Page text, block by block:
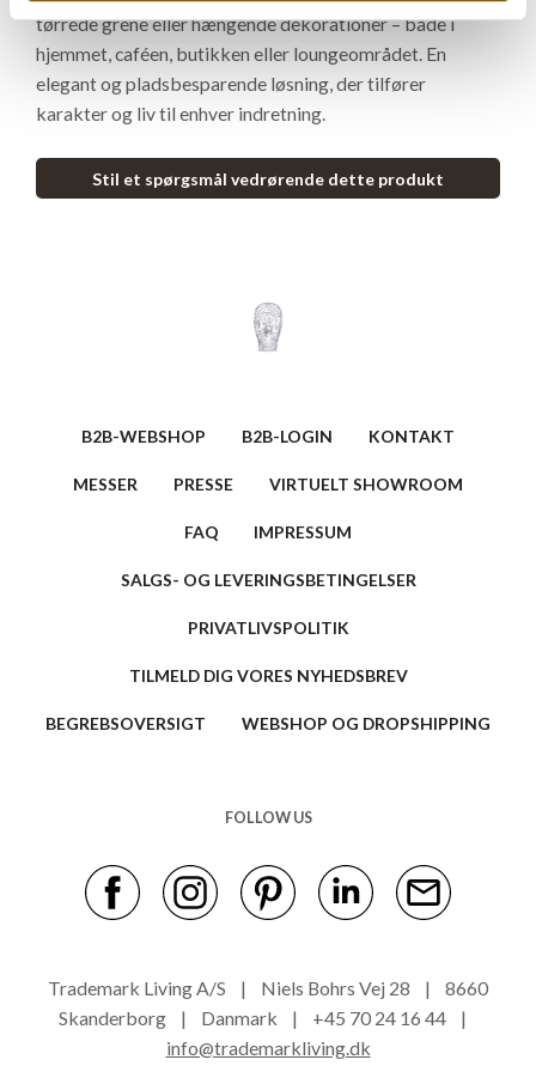
tørrede grene eller hængende dekorationer – både i
hjemmet, caféen, butikken eller loungeområdet. En
elegant og pladsbesparende løsning, der tilfører
karakter og liv til enhver indretning.
Stil et spørgsmål vedrørende dette produkt
B2B-WEBSHOP B2B-LOGIN KONTAKT
MESSER PRESSE VIRTUELT SHOWROOM
FAQ IMPRESSUM
SALGS- OG LEVERINGSBETINGELSER
PRIVATLIVSPOLITIK
TILMELD DIG VORES NYHEDSBREV
BEGREBSOVERSIGT WEBSHOP OG DROPSHIPPING
FOLLOW US
Trademark Living A/S | Niels Bohrs Vej 28 | 8660
Skanderborg | Danmark | +45 70 24 16 44 |
info@trademarkliving.dk